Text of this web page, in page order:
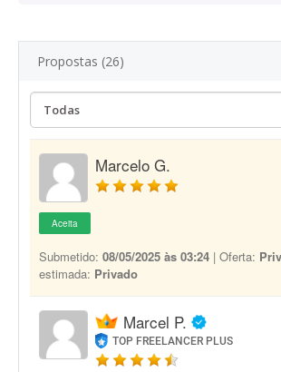
Propostas (26)
Marcelo G.
Aceita
Submetido: 08/05/2025 às 03:24 | Oferta:
estimada: Privado
Marcel P.
TOP FREELANCER PLUS